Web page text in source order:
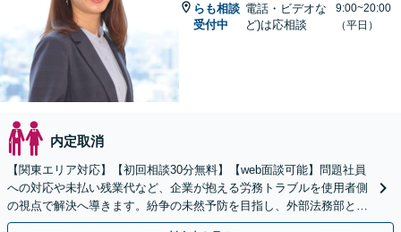
らも相談
受付中
電話・ビデオな
ど)は応相談
9:00~20:00
（平日）
内定取消
【関東エリア対応】【初回相談30分無料】【web面談可能】問題社員
への対応や未払い残業代など、企業が抱える労務トラブルを使用者側
の視点で解決へ導きます。紛争の未然予防を目指し、外部法務部とし
て顧問契約を通じた充実のサポートを提供しております